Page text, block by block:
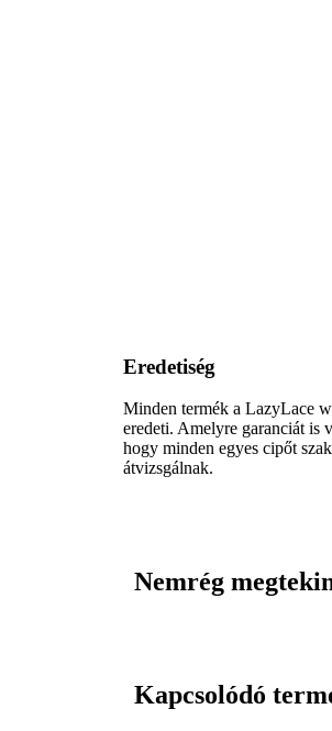
Eredetiség
Minden termék a LazyLace
eredeti. Amelyre garanciát is
hogy minden egyes cipőt
átvizsgálnak.
Nemrég
Kapcsolódó